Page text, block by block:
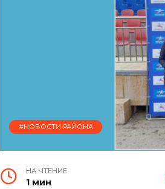
#НОВОСТИ РАЙОНА
НА ЧТЕНИЕ
1 мин